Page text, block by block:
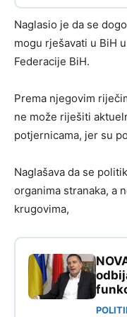
Naglasio je da se
mogu rješavati u BiH
Federacije BiH.
Prema njegovim
ne može riješiti
potjernicama, jer su
Naglašava da se
organima stranaka, a
krugovima,